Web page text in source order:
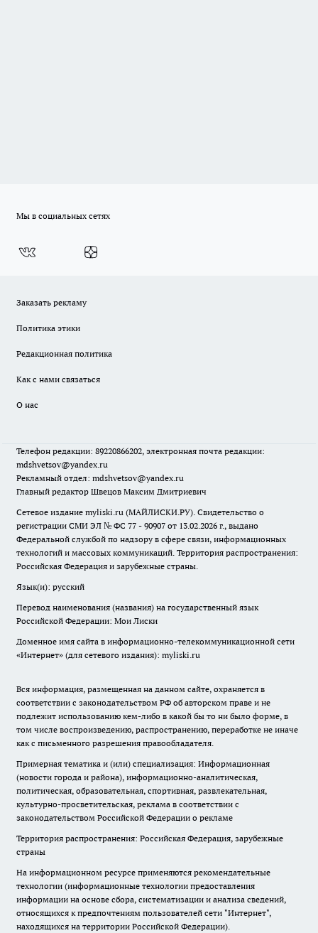
Мы в социальных сетях
Заказать рекламу
Политика этики
Редакционная политика
Как с нами связаться
О нас
Телефон редакции: 89220866202, электронная почта редакции:
mdshvetsov@yandex.ru
Рекламный отдел: mdshvetsov@yandex.ru
Главный редактор Швецов Максим Дмитриевич
Сетевое издание myliski.ru (МАЙЛИСКИ.РУ). Свидетельство о
регистрации СМИ ЭЛ № ФС 77 - 90907 от 13.02.2026 г., выдано
Федеральной службой по надзору в сфере связи, информационных
технологий и массовых коммуникаций. Территория распространения:
Российская Федерация и зарубежные страны.
Язык(и): русский
Перевод наименования (названия) на государственный язык
Российской Федерации: Мои Лиски
Доменное имя сайта в информационно-телекоммуникационной сети
«Интернет» (для сетевого издания): myliski.ru
Вся информация, размещенная на данном сайте, охраняется в
соответствии с законодательством РФ об авторском праве и не
подлежит использованию кем-либо в какой бы то ни было форме, в
том числе воспроизведению, распространению, переработке не иначе
как с письменного разрешения правообладателя.
Примерная тематика и (или) специализация: Информационная
(новости города и района), информационно-аналитическая,
политическая, образовательная, спортивная, развлекательная,
культурно-просветительская, реклама в соответствии с
законодательством Российской Федерации о рекламе
Территория распространения: Российская Федерация, зарубежные
страны
На информационном ресурсе применяются рекомендательные
технологии (информационные технологии предоставления
информации на основе сбора, систематизации и анализа сведений,
относящихся к предпочтениям пользователей сети "Интернет",
находящихся на территории Российской Федерации).